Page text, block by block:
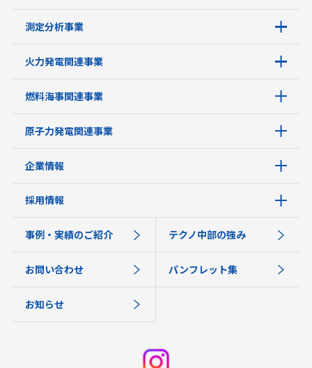
測定分析事業
火力発電関連事業
燃料海事関連事業
原子力発電関連事業
企業情報
採用情報
事例・実績のご紹介 テクノ中部の強み
お問い合わせ パンフレット集
お知らせ